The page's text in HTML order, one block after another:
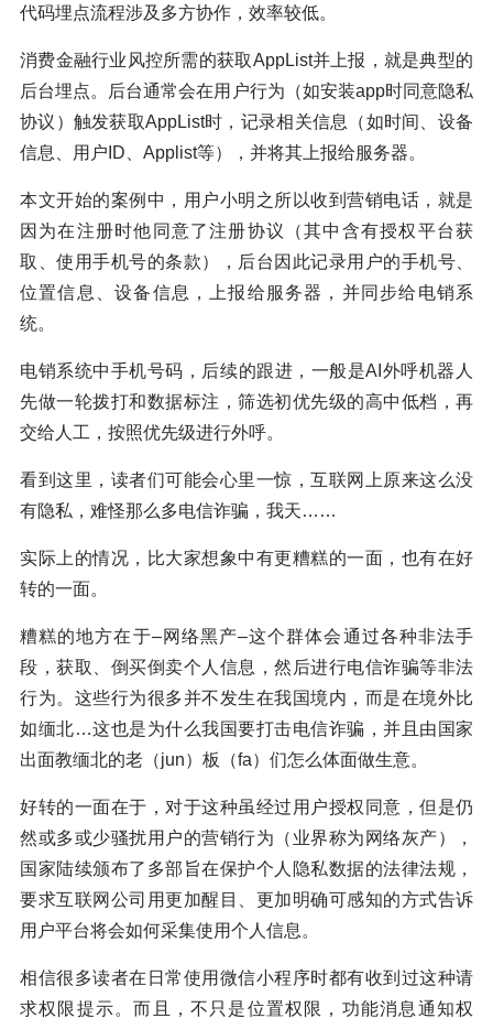
代码埋点流程涉及多方协作，效率较低。
消费金融行业风控所需的获取AppList并上报，就是典型的
后台埋点。后台通常会在用户行为（如安装app时同意隐私
协议）触发获取AppList时，记录相关信息（如时间、设备
信息、用户ID、Applist等），并将其上报给服务器。
本文开始的案例中，用户小明之所以收到营销电话，就是
因为在注册时他同意了注册协议（其中含有授权平台获
取、使用手机号的条款），后台因此记录用户的手机号、
位置信息、设备信息，上报给服务器，并同步给电销系
统。
电销系统中手机号码，后续的跟进，一般是AI外呼机器人
先做一轮拨打和数据标注，筛选初优先级的高中低档，再
交给人工，按照优先级进行外呼。
看到这里，读者们可能会心里一惊，互联网上原来这么没
有隐私，难怪那么多电信诈骗，我天……
实际上的情况，比大家想象中有更糟糕的一面，也有在好
转的一面。
糟糕的地方在于–网络黑产–这个群体会通过各种非法手
段，获取、倒买倒卖个人信息，然后进行电信诈骗等非法
行为。这些行为很多并不发生在我国境内，而是在境外比
如缅北…这也是为什么我国要打击电信诈骗，并且由国家
出面教缅北的老（jun）板（fa）们怎么体面做生意。
好转的一面在于，对于这种虽经过用户授权同意，但是仍
然或多或少骚扰用户的营销行为（业界称为网络灰产），
国家陆续颁布了多部旨在保护个人隐私数据的法律法规，
要求互联网公司用更加醒目、更加明确可感知的方式告诉
用户平台将会如何采集使用个人信息。
相信很多读者在日常使用微信小程序时都有收到过这种请
求权限提示。而且，不只是位置权限，功能消息通知权